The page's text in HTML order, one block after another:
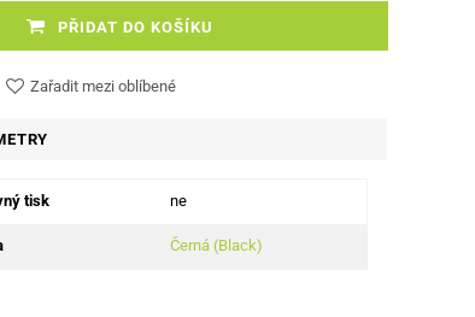
PŘIDAT DO KOŠÍKU
Zařadit mezi oblíbené
tisk ne
Černá (Black)